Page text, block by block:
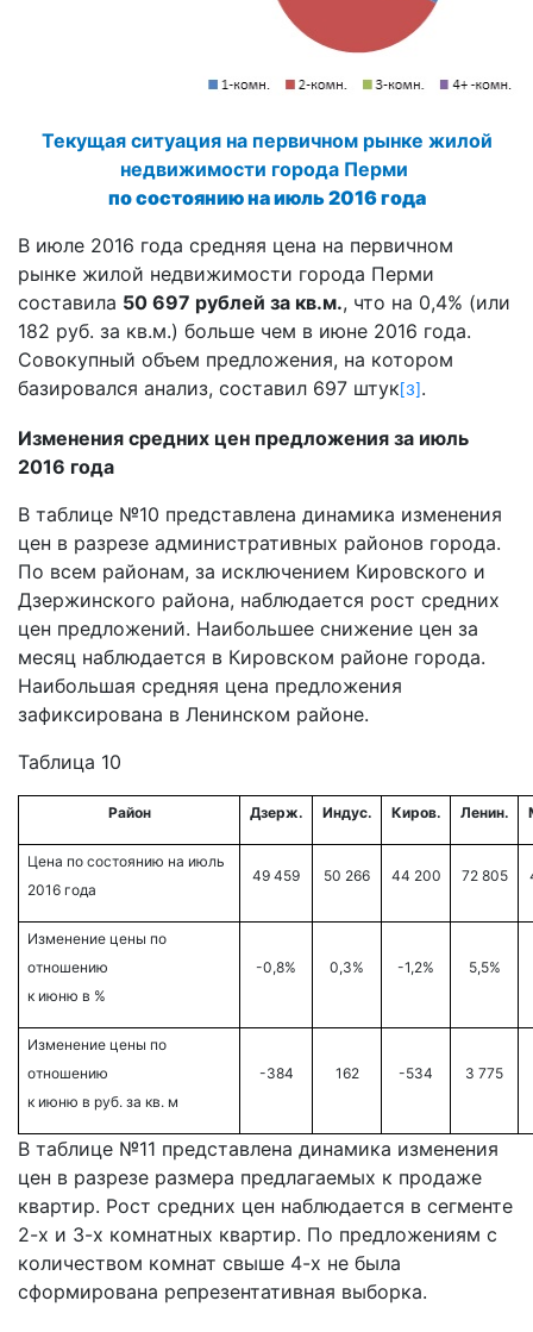
Текущая ситуация на первичном рынке жилой
недвижимости города Перми
по состоянию на июль 2016 года
В июле 2016 года средняя цена на первичном
рынке жилой недвижимости города Перми
составила 50 697 рублей за кв.м., что на 0,4% (или
182 руб. за кв.м.) больше чем в июне 2016 года.
Совокупный объем предложения, на котором
базировался анализ, составил 697 штук [3] .
Изменения средних цен предложения за июль
2016 года
В таблице №10 представлена динамика изменения
цен в разрезе административных районов города.
По всем районам, за исключением Кировского и
Дзержинского района, наблюдается рост средних
цен предложений. Наибольшее снижение цен за
месяц наблюдается в Кировском районе города.
Наибольшая средняя цена предложения
зафиксирована в Ленинском районе.
Таблица 10
Район Дзерж. Индус. Киров. Ленин.
Цена по состоянию на июль
2016 года
49 459 50 266 44 200 72 805
Изменение цены по
отношению
к июню в %
-0,8% 0,3% -1,2% 5,5%
Изменение цены по
отношению
к июню в руб. за кв. м
-384 162 -534 3 775
В таблице №11 представлена динамика изменения
цен в разрезе размера предлагаемых к продаже
квартир. Рост средних цен наблюдается в сегменте
2-х и 3-х комнатных квартир. По предложениям с
количеством комнат свыше 4-х не была
сформирована репрезентативная выборка.